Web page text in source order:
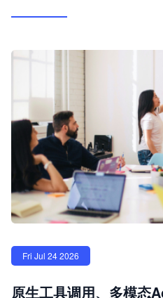
Fri Jul 24 2026
原生工具调用、多模态